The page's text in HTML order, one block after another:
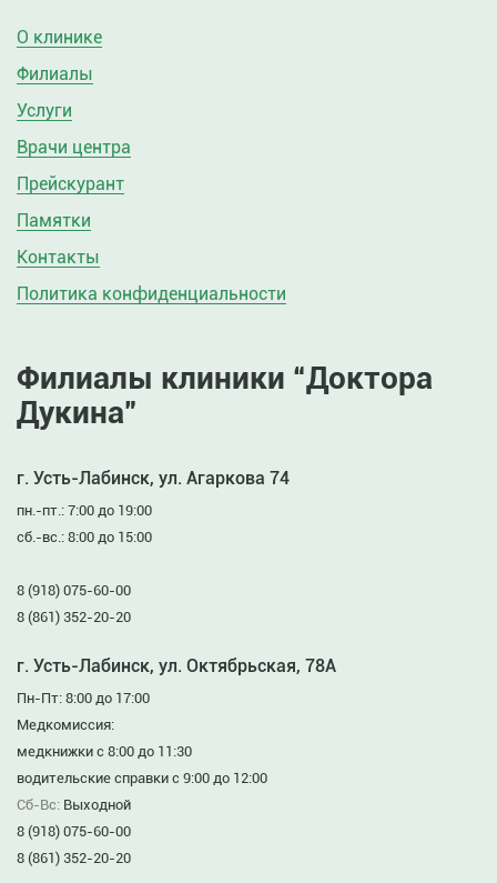
О клинике
Филиалы
Услуги
Врачи центра
Прейскурант
Памятки
Контакты
Политика конфиденциальности
Филиалы клиники “Доктора
Дукина”
г. Усть-Лабинск, ул. Агаркова 74
пн.-пт.: 7:00 до 19:00
сб.-вс.: 8:00 до 15:00
8 (918) 075-60-00
8 (861) 352-20-20
г. Усть-Лабинск, ул. Октябрьская, 78А
Пн-Пт: 8:00 до 17:00
Медкомиссия:
медкнижки с 8:00 до 11:30
водительские справки с 9:00 до 12:00
Сб-Вс: Выходной
8 (918) 075-60-00
8 (861) 352-20-20